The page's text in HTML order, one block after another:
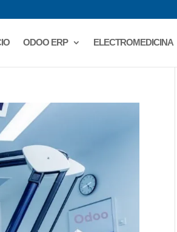
ODOO ERP ELECTROMEDICINA